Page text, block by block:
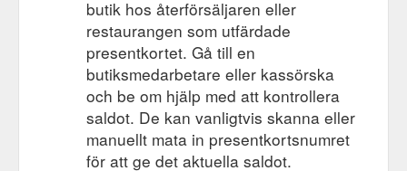
butik hos återförsäljaren eller
restaurangen som utfärdade
presentkortet. Gå till en
butiksmedarbetare eller kassörska
och be om hjälp med att kontrollera
saldot. De kan vanligtvis skanna eller
manuellt mata in presentkortsnumret
för att ge det aktuella saldot.